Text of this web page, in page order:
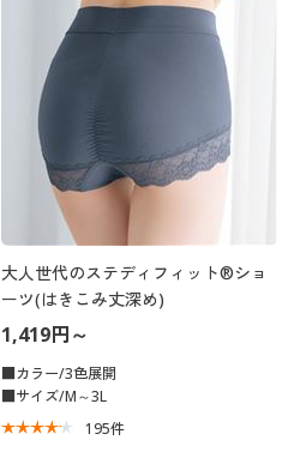
大人世代のステディフィット®ショ
ーツ(はきこみ丈深め)
1,419円～
■カラー/3色展開
■サイズ/M～3L
195件